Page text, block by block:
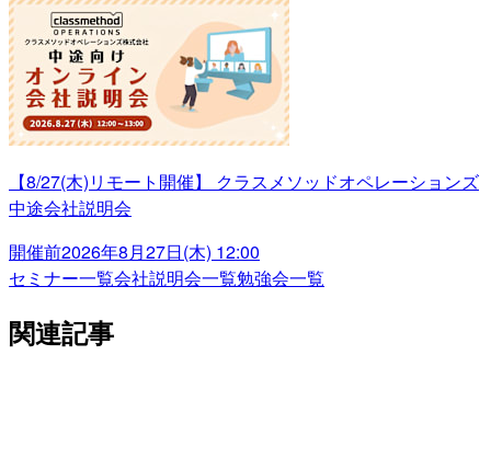
【8/27(木)リモート開催】 クラスメソッドオペレーションズ
中途会社説明会
開催前2026年8月27日(木) 12:00
セミナー一覧会社説明会一覧勉強会一覧
関連記事